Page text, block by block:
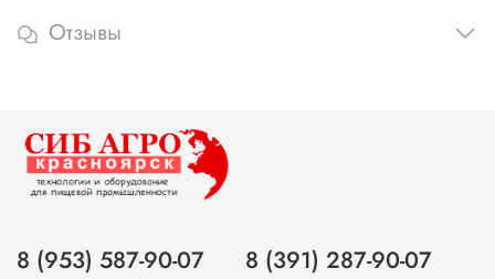
Отзывы
8 (953) 587-90-07 8 (391) 287-90-07